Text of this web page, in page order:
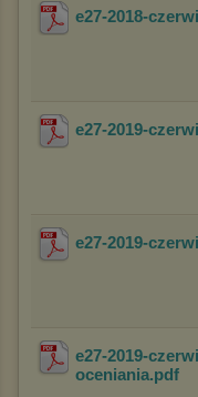
e27-2018-
e27-2019-
e27-2019-
e27-2019-
oceniania.pdf